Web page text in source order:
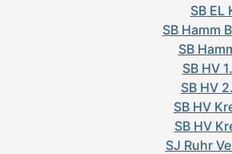
SB EL
SB Hamm
SB
SB HV
SB HV
SB HV
SB HV
SJ Ruhr